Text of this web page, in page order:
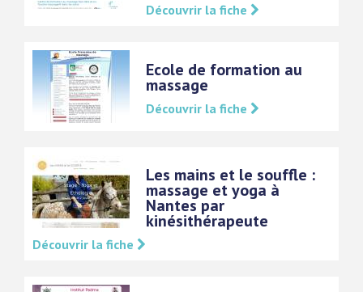
Découvrir la fiche
Ecole de formation au
massage
Découvrir la fiche
Les mains et le souffle :
massage et yoga à
Nantes par
kinésithérapeute
Découvrir la fiche